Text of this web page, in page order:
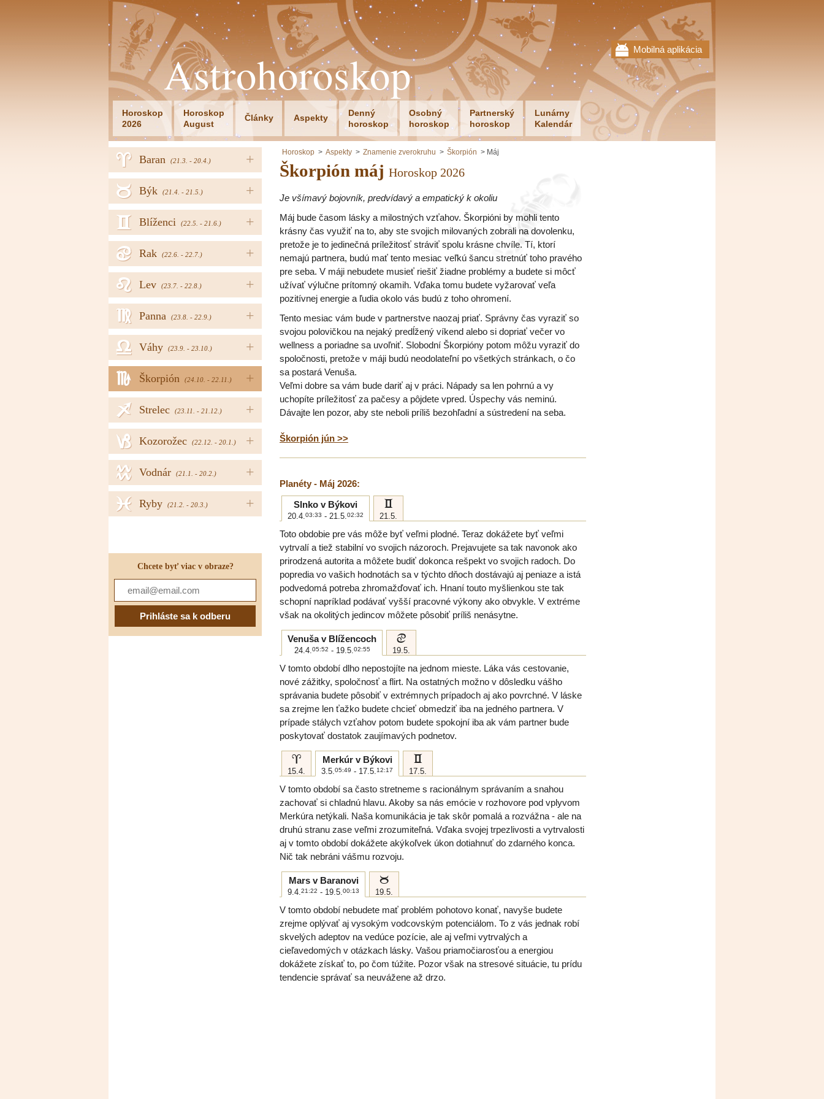
Mobilná aplikácia
Astrohoroskop
Horoskop
2026
Horoskop
August
Články Aspekty
Denný
horoskop
Osobný
horoskop
Partnerský
horoskop
Lunárny
Kalendár
+
Baran (21.3. - 20.4.)
a
+
Býk (21.4. - 21.5.)
b
+
Blíženci (22.5. - 21.6.)
c
+
Rak (22.6. - 22.7.)
d
+
Lev (23.7. - 22.8.)
e
+
Panna (23.8. - 22.9.)
f
+
Váhy (23.9. - 23.10.)
g
+
Škorpión (24.10. - 22.11.)
h
+
Strelec (23.11. - 21.12.)
i
+
Kozorožec (22.12. - 20.1.)
j
+
Vodnár (21.1. - 20.2.)
k
+
Ryby (21.2. - 20.3.)
l
Chcete byť viac v obraze?
Horoskop Aspekty Znamenie zverokruhu Škorpión Máj
Škorpión máj Horoskop 2026
Je všímavý bojovník, predvídavý a empatický k okoliu
Máj bude časom lásky a milostných vzťahov. Škorpióni by mohli tento
krásny čas využiť na to, aby ste svojich milovaných zobrali na dovolenku,
pretože je to jedinečná príležitosť stráviť spolu krásne chvíle. Tí, ktorí
nemajú partnera, budú mať tento mesiac veľkú šancu stretnúť toho pravého
pre seba. V máji nebudete musieť riešiť žiadne problémy a budete si môcť
užívať výlučne prítomný okamih. Vďaka tomu budete vyžarovať veľa
pozitívnej energie a ľudia okolo vás budú z toho ohromení.
Tento mesiac vám bude v partnerstve naozaj priať. Správny čas vyraziť so
svojou polovičkou na nejaký predĺžený víkend alebo si dopriať večer vo
wellness a poriadne sa uvoľniť. Slobodní Škorpióny potom môžu vyraziť do
spoločnosti, pretože v máji budú neodolateľní po všetkých stránkach, o čo
sa postará Venuša.
Veľmi dobre sa vám bude dariť aj v práci. Nápady sa len pohrnú a vy
uchopíte príležitosť za pačesy a pôjdete vpred. Úspechy vás neminú.
Dávajte len pozor, aby ste neboli príliš bezohľadní a sústredení na seba.
Škorpión jún >>
Planéty - Máj 2026:
Slnko v Býkovi
20.4. 03:33 - 21.5. 02:32
c
21.5.
Toto obdobie pre vás môže byť veľmi plodné. Teraz dokážete byť veľmi
vytrvalí a tiež stabilní vo svojich názoroch. Prejavujete sa tak navonok ako
prirodzená autorita a môžete budiť dokonca rešpekt vo svojich radoch. Do
popredia vo vašich hodnotách sa v týchto dňoch dostávajú aj peniaze a istá
podvedomá potreba zhromažďovať ich. Hnaní touto myšlienkou ste tak
schopní napríklad podávať vyšší pracovné výkony ako obvykle. V extréme
však na okolitých jedincov môžete pôsobiť príliš nenásytne.
Venuša v Blížencoch
24.4. 05:52 - 19.5. 02:55
d
19.5.
V tomto období dlho nepostojíte na jednom mieste. Láka vás cestovanie,
nové zážitky, spoločnosť a flirt. Na ostatných možno v dôsledku vášho
správania budete pôsobiť v extrémnych prípadoch aj ako povrchné. V láske
sa zrejme len ťažko budete chcieť obmedziť iba na jedného partnera. V
prípade stálych vzťahov potom budete spokojní iba ak vám partner bude
poskytovať dostatok zaujímavých podnetov.
a
15.4.
Merkúr v Býkovi
3.5. 05:49 - 17.5. 12:17
c
17.5.
V tomto období sa často stretneme s racionálnym správaním a snahou
zachovať si chladnú hlavu. Akoby sa nás emócie v rozhovore pod vplyvom
Merkúra netýkali. Naša komunikácia je tak skôr pomalá a rozvážna - ale na
druhú stranu zase veľmi zrozumiteľná. Vďaka svojej trpezlivosti a vytrvalosti
aj v tomto období dokážete akýkoľvek úkon dotiahnuť do zdarného konca.
Nič tak nebráni vášmu rozvoju.
Mars v Baranovi
9.4. 21:22 - 19.5. 00:13
b
19.5.
V tomto období nebudete mať problém pohotovo konať, navyše budete
zrejme oplývať aj vysokým vodcovským potenciálom. To z vás jednak robí
skvelých adeptov na vedúce pozície, ale aj veľmi vytrvalých a
cieľavedomých v otázkach lásky. Vašou priamočiarosťou a energiou
dokážete získať to, po čom túžite. Pozor však na stresové situácie, tu prídu
tendencie správať sa neuvážene až drzo.